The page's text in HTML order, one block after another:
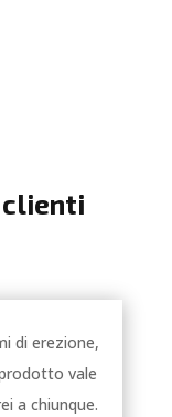
clienti
di erezione,
vale
a chiunque.